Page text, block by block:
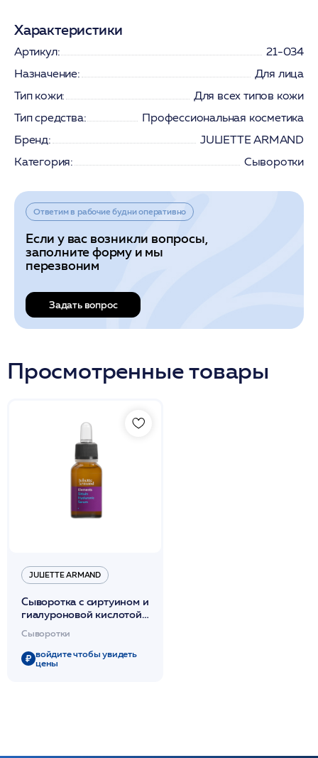
Характеристики
Артикул:
21-034
Назначение:
Для лица
Тип кожи:
Для всех типов кожи
Тип средства:
Профессиональная косметика
Бренд:
JULIETTE ARMAND
Категория:
Сыворотки
Ответим в рабочие будни оперативно
Если у вас возникли вопросы,
заполните форму и мы
перезвоним
Задать вопрос
Просмотренные товары
JULIETTE ARMAND
Сыворотка с сиртуином и
гиалуроновой кислотой
биологический регулятор
старения 20мл /JA
Сыворотки
войдите чтобы увидеть
цены